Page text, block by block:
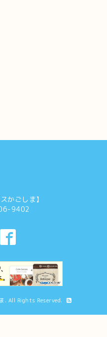
かごしま】
9402
. All Rights Reserved.